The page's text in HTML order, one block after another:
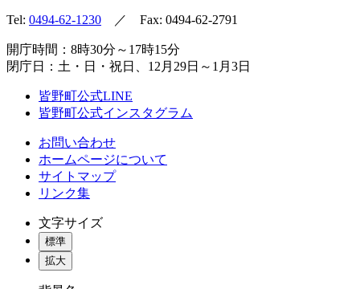
Tel: 0494-62-1230 ／ Fax: 0494-62-2791
開庁時間：8時30分～17時15分
閉庁日：土・日・祝日、12月29日～1月3日
皆野町公式LINE
皆野町公式インスタグラム
お問い合わせ
ホームページについて
サイトマップ
リンク集
文字サイズ
標準
拡大